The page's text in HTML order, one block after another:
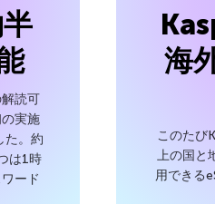
読可
実施
た。約
は1時
ード
海
このたび
上の国と
用できる